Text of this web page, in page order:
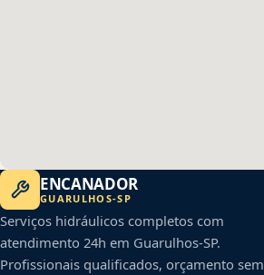
ENCANADOR
GUARULHOS-SP
Serviços hidráulicos completos com
atendimento 24h em Guarulhos-SP.
Profissionais qualificados, orçamento sem